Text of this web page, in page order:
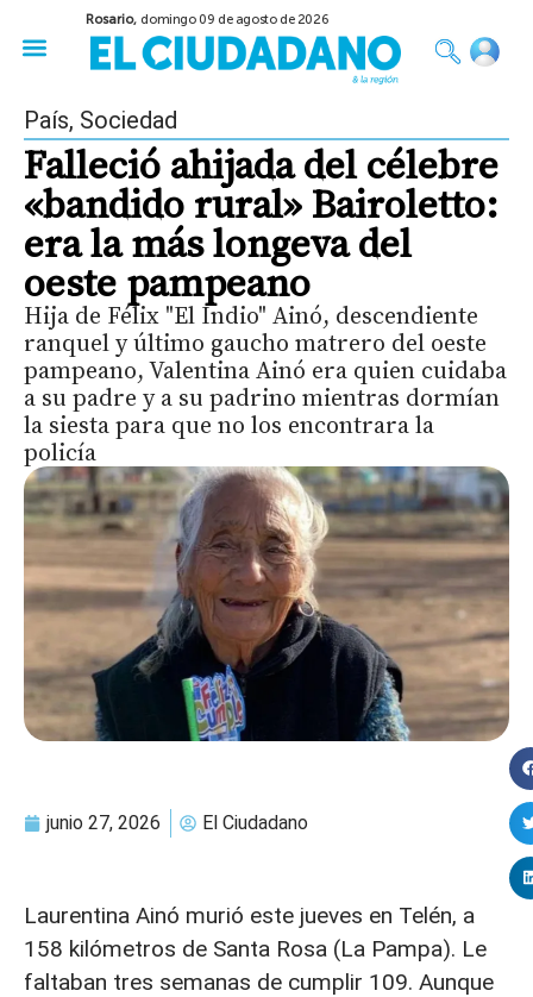
Rosario, domingo 09 de agosto de 2026
País, Sociedad
Falleció ahijada del célebre
«bandido rural» Bairoletto:
era la más longeva del
oeste pampeano
Hija de Félix "El Indio" Ainó, descendiente
ranquel y último gaucho matrero del oeste
pampeano, Valentina Ainó era quien cuidaba
a su padre y a su padrino mientras dormían
la siesta para que no los encontrara la
policía
junio 27, 2026 El Ciudadano
Laurentina Ainó murió este jueves en Telén, a
158 kilómetros de Santa Rosa (La Pampa). Le
faltaban tres semanas de cumplir 109. Aunque